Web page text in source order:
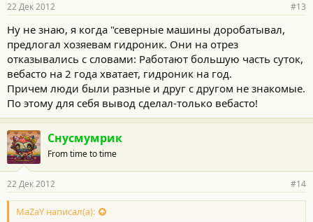
22 Дек 2012 #13
Ну не знаю, я когда "северные машины доробатывал,
предлогал хозяевам гидроник. Они на отрез
отказывались с словами: Работают большую часть суток,
вебасто на 2 года хватает, гидроник на год.
Причем люди были разные и друг с другом не знакомые.
По этому для себя вывод сделал-только вебасто!
Снусмумрик
From time to time
22 Дек 2012 #14
MaZaY написал(а):